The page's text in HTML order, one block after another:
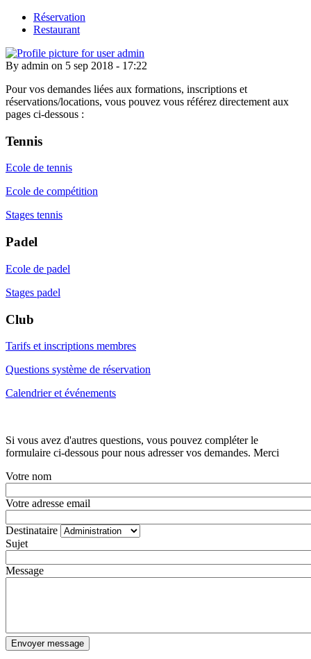
Réservation
Restaurant
By admin on 5 sep 2018 - 17:22
Pour vos demandes liées aux formations, inscriptions et
réservations/locations, vous pouvez vous référez directement aux
pages ci-dessous :
Tennis
Ecole de tennis
Ecole de compétition
Stages tennis
Padel
Ecole de padel
Stages padel
Club
Tarifs et inscriptions membres
Questions système de réservation
Calendrier et événements
Si vous avez d'autres questions, vous pouvez compléter le
formulaire ci-dessous pour nous adresser vos demandes. Merci
Votre nom
Votre adresse email
Destinataire
Sujet
Message